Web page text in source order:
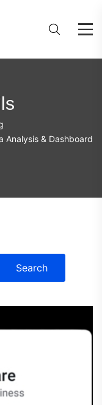
Analysis & Dashboard
Search